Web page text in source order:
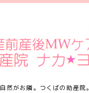
自然がお隣。つくばの助産院。